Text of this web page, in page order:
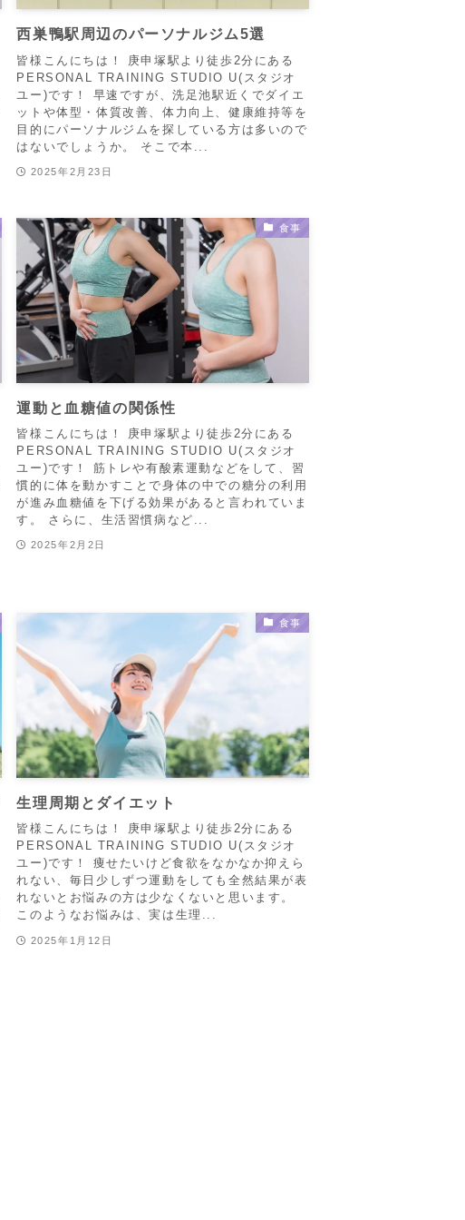
西巣鴨駅周辺のパーソナルジム5選
皆様こんにちは！ 庚申塚駅より徒歩2分にある
PERSONAL TRAINING STUDIO U(スタジオ
ユー)です！ 早速ですが、洗足池駅近くでダイエ
ットや体型・体質改善、体力向上、健康維持等を
目的にパーソナルジムを探している方は多いので
はないでしょうか。 そこで本...
2025年2月23日
食事
運動と血糖値の関係性
皆様こんにちは！ 庚申塚駅より徒歩2分にある
PERSONAL TRAINING STUDIO U(スタジオ
ユー)です！ 筋トレや有酸素運動などをして、習
慣的に体を動かすことで身体の中での糖分の利用
が進み血糖値を下げる効果があると言われていま
す。 さらに、生活習慣病など...
2025年2月2日
食事
生理周期とダイエット
皆様こんにちは！ 庚申塚駅より徒歩2分にある
PERSONAL TRAINING STUDIO U(スタジオ
ユー)です！ 痩せたいけど食欲をなかなか抑えら
れない、毎日少しずつ運動をしても全然結果が表
れないとお悩みの方は少なくないと思います。
このようなお悩みは、実は生理...
2025年1月12日